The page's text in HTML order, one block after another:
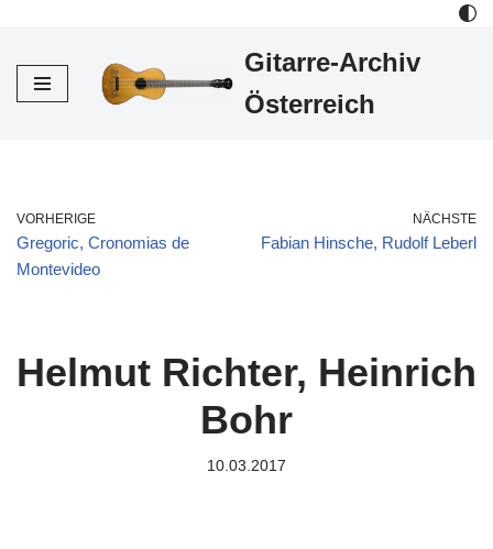
Inhalt
Gitarre-Archiv
Österreich
VORHERIGE
Gregoric, Cronomias de
Montevideo
NÄCHSTE
Fabian Hinsche, Rudolf Leberl
Helmut Richter, Heinrich
Bohr
10.03.2017